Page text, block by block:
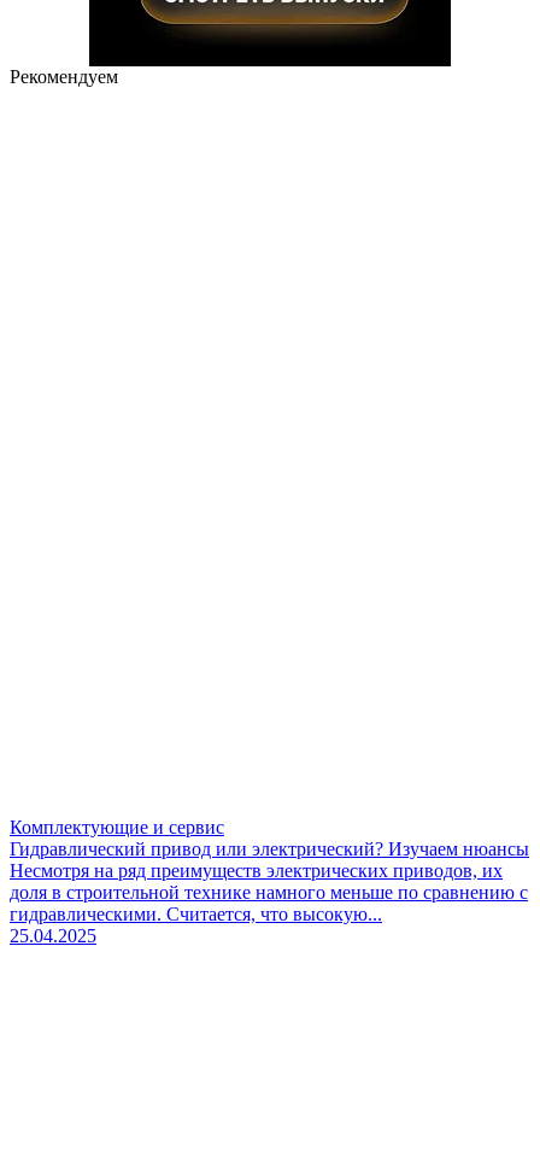
Рекомендуем
Комплектующие и сервис
Гидравлический привод или электрический? Изучаем нюансы
Несмотря на ряд преимуществ электрических приводов, их
доля в строительной технике намного меньше по сравнению с
гидравлическими. Считается, что высокую...
25.04.2025